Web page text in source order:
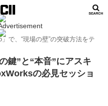
で、“現場の壁”の突破方法をテ
鍵”と“本音”にアスキ
の必見セッショ